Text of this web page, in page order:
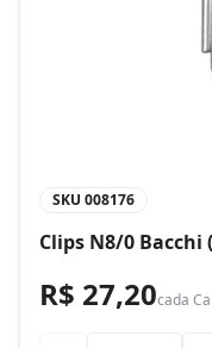
SKU 008176
Clips N8/0 Bacchi
R$ 27,20cada